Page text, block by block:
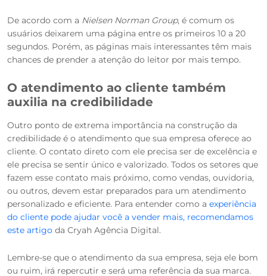
De acordo com a Nielsen Norman Group, é comum os
usuários deixarem uma página entre os primeiros 10 a 20
segundos. Porém, as páginas mais interessantes têm mais
chances de prender a atenção do leitor por mais tempo.
O atendimento ao cliente também
auxilia na credibilidade
Outro ponto de extrema importância na construção da
credibilidade é o atendimento que sua empresa oferece ao
cliente. O contato direto com ele precisa ser de excelência e
ele precisa se sentir único e valorizado. Todos os setores que
fazem esse contato mais próximo, como vendas, ouvidoria,
ou outros, devem estar preparados para um atendimento
personalizado e eficiente. Para entender como a experiência
do cliente pode ajudar você a vender mais, recomendamos
este artigo da Cryah Agência Digital.
Lembre-se que o atendimento da sua empresa, seja ele bom
ou ruim, irá repercutir e será uma referência da sua marca.